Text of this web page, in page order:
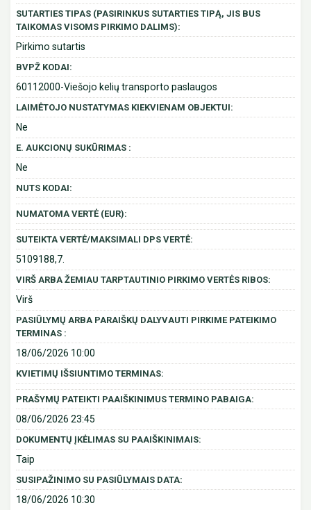
SUTARTIES TIPAS (PASIRINKUS SUTARTIES TIPĄ, JIS BUS
TAIKOMAS VISOMS PIRKIMO DALIMS):
Pirkimo sutartis
BVPŽ KODAI:
60112000-Viešojo kelių transporto paslaugos
LAIMĖTOJO NUSTATYMAS KIEKVIENAM OBJEKTUI:
Ne
E. AUKCIONŲ SUKŪRIMAS :
Ne
NUTS KODAI:
NUMATOMA VERTĖ (EUR):
SUTEIKTA VERTĖ/MAKSIMALI DPS VERTĖ:
5109188,7.
VIRŠ ARBA ŽEMIAU TARPTAUTINIO PIRKIMO VERTĖS RIBOS:
Virš
PASIŪLYMŲ ARBA PARAIŠKŲ DALYVAUTI PIRKIME PATEIKIMO
TERMINAS :
18/06/2026 10:00
KVIETIMŲ IŠSIUNTIMO TERMINAS:
PRAŠYMŲ PATEIKTI PAAIŠKINIMUS TERMINO PABAIGA:
08/06/2026 23:45
DOKUMENTŲ ĮKĖLIMAS SU PAAIŠKINIMAIS:
Taip
SUSIPAŽINIMO SU PASIŪLYMAIS DATA:
18/06/2026 10:30